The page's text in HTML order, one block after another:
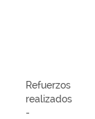
Refuerzos
realizados
-